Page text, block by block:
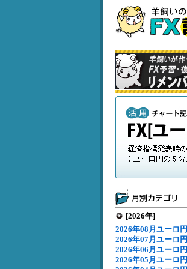
[2026年]
2026年08月ユーロ円
2026年07月ユーロ円
2026年06月ユーロ円
2026年05月ユーロ円